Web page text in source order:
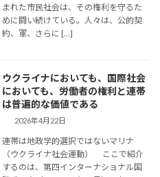
まれた市民社会は、その権利を守るた
めに闘い続けている。人々は、公的契
約、軍、さらに […]
ウクライナにおいても、国際社会
においても、労働者の権利と連帯
は普遍的な価値である
2026年4月22日
連帯は地政学的選択ではないマリナ
（ウクライナ社会運動） ここで紹介
するのは、第四インターナショナル国